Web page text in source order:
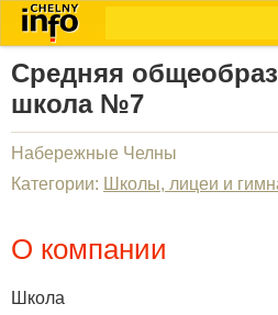
Средняя
школа №7
Набережные Челны
Категории: Школы, лицеи и
О компании
Школа